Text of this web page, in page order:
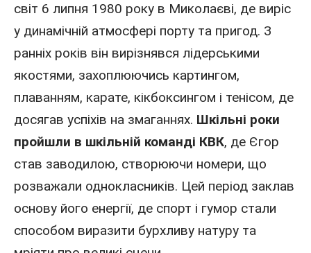
світ 6 липня 1980 року в Миколаєві, де виріс
у динамічній атмосфері порту та пригод. З
ранніх років він вирізнявся лідерськими
якостями, захоплюючись картингом,
плаванням, карате, кікбоксингом і тенісом, де
досягав успіхів на змаганнях. Шкільні роки
пройшли в шкільній команді КВК, де Єгор
став заводилою, створюючи номери, що
розважали однокласників. Цей період заклав
основу його енергії, де спорт і гумор стали
способом виразити бурхливу натуру та